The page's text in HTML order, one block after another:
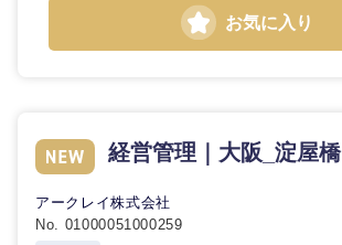
近畿地方
お気に入り
経営管理｜大阪_淀屋橋
アークレイ株式会社
No. 01000051000259